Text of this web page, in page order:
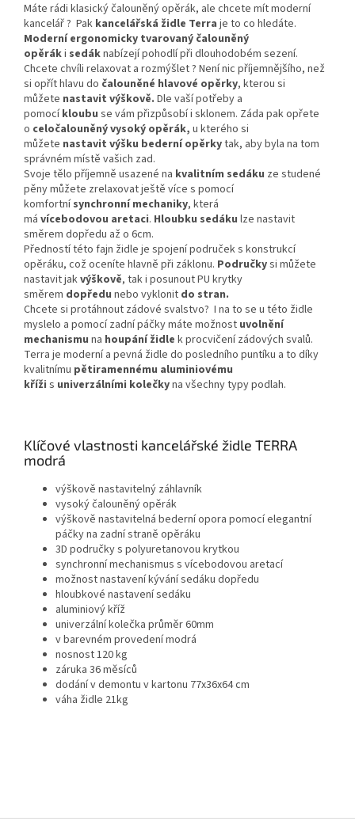
Máte rádi klasický čalouněný opěrák, ale chcete mít moderní
kancelář ? Pak kancelářská židle Terra je to co hledáte.
Moderní ergonomicky tvarovaný čalouněný
opěráki sedáknabízejí pohodlí při dlouhodobém sezení.
Chcete chvíli relaxovat a rozmýšlet ? Není nic příjemnějšího, než
si opřít hlavu do čalouněné hlavové opěrky, kterou si
můžete nastavit výškově. Dle vaší potřeby a
pomocí kloubu se vám přizpůsobí i sklonem. Záda pak opřete
o celočalouněný vysoký opěrák, u kterého si
můžete nastavit výšku bederní opěrkytak, aby byla na tom
správném místě vašich zad.
Svoje tělo příjemně usazené na kvalitním sedáku ze studené
pěny můžete zrelaxovat ještě více s pomocí
komfortní synchronní mechaniky, která
má vícebodovou aretaci. Hloubku sedáku lze nastavit
směrem dopředu až o 6cm.
Předností této fajn židle je spojení područek s konstrukcí
opěráku, což oceníte hlavně při záklonu. Područkysi můžete
nastavit jakvýškově, tak i posunout PU krytky
směrem dopředu nebo vyklonit do stran.
Chcete si protáhnout zádové svalstvo? I na to se u této židle
myslelo a pomocí zadní páčky máte možnost uvolnění
mechanismu na houpání židle k procvičení zádových svalů.
Terra je moderní a pevná židle do posledního puntíku a to díky
kvalitnímu pětiramennému aluminiovému
kříži s univerzálními kolečkyna všechny typy podlah.
Klíčové vlastnosti kancelářské židle TERRA
modrá
výškově nastavitelný záhlavník
vysoký čalouněný opěrák
výškově nastavitelná bederní opora pomocí elegantní
páčky na zadní straně opěráku
3D područky s polyuretanovou krytkou
synchronní mechanismus s vícebodovou aretací
možnost nastavení kývání sedáku dopředu
hloubkové nastavení sedáku
aluminiový kříž
univerzální kolečka průměr 60mm
v barevném provedení modrá
nosnost 120 kg
záruka 36 měsíců
dodání v demontu v kartonu 77x36x64 cm
váha židle 21kg